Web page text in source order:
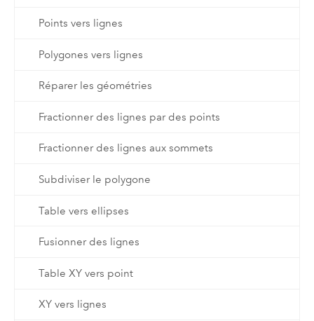
Points vers lignes
Polygones vers lignes
Réparer les géométries
Fractionner des lignes par des points
Fractionner des lignes aux sommets
Subdiviser le polygone
Table vers ellipses
Fusionner des lignes
Table XY vers point
XY vers lignes